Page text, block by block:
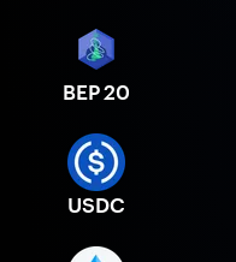
BEP 20
USDC